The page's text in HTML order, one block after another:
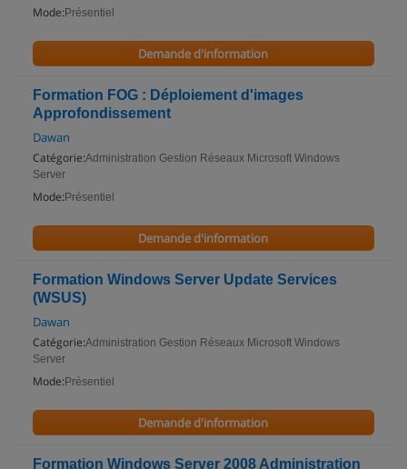
Mode: Présentiel
Demande d'information
Formation FOG : Déploiement d'images
Approfondissement
Dawan
Catégorie:Administration Gestion Réseaux Microsoft Windows
Server
Mode: Présentiel
Demande d'information
Formation Windows Server Update Services
(WSUS)
Dawan
Catégorie:Administration Gestion Réseaux Microsoft Windows
Server
Mode: Présentiel
Demande d'information
Formation Windows Server 2008 Administration